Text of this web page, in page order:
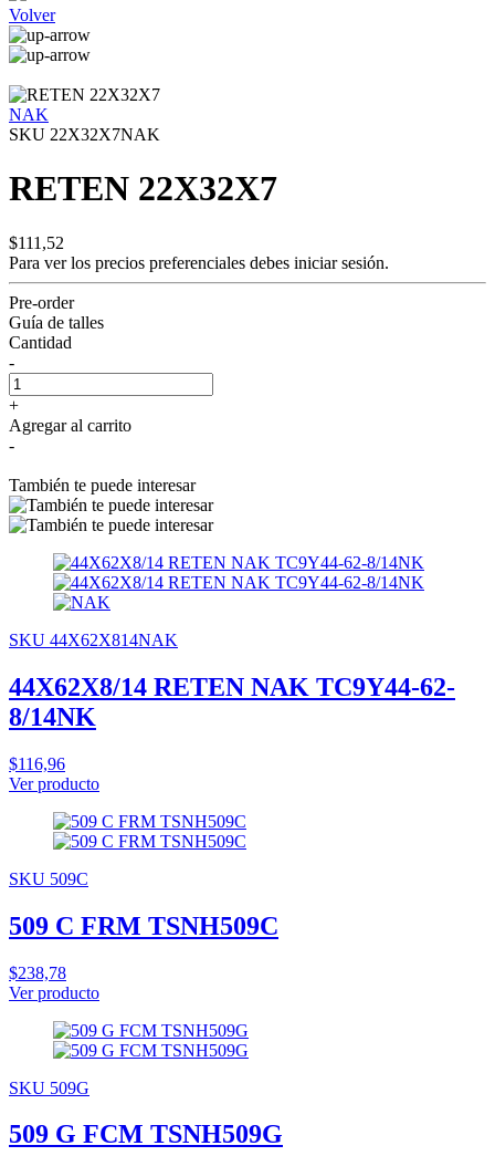
Volver
NAK
SKU 22X32X7NAK
RETEN 22X32X7
$111,52
Para ver los precios preferenciales debes iniciar sesión.
Pre-order
Guía de talles
Cantidad
-
+
Agregar al carrito
-
También te puede interesar
SKU 44X62X814NAK
44X62X8/14 RETEN NAK TC9Y44-62-
8/14NK
$116,96
Ver producto
SKU 509C
509 C FRM TSNH509C
$238,78
Ver producto
SKU 509G
509 G FCM TSNH509G